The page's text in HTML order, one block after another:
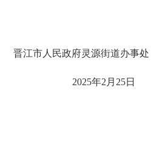
晋江市人民政府灵源街道办事处
2025年2 月 25日